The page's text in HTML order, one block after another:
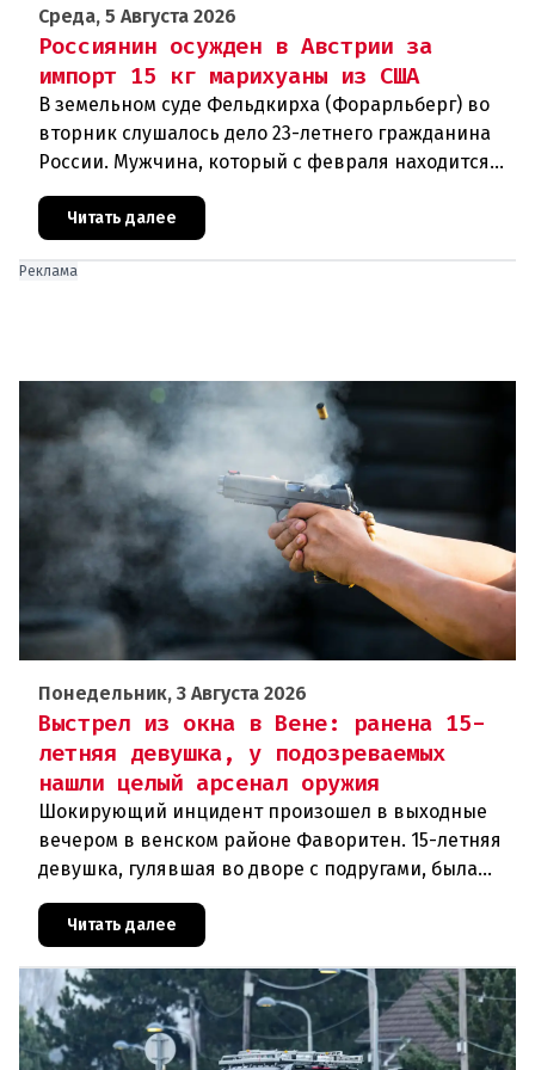
Среда, 5 Августа 2026
Россиянин осужден в Австрии за
импорт 15 кг марихуаны из США
В земельном суде Фельдкирха (Форарльберг) во
вторник слушалось дело 23-летнего гражданина
России. Мужчина, который с февраля находится
под стражей, обвинялся в том, что на протяжении
полугода организо
Читать далее
Реклама
Понедельник, 3 Августа 2026
Выстрел из окна в Вене: ранена 15-
летняя девушка, у подозреваемых
нашли целый арсенал оружия
Шокирующий инцидент произошел в выходные
вечером в венском районе Фаворитен. 15-летняя
девушка, гулявшая во дворе с подругами, была
ранена выстрелом из пневматического оружия.
Полиция задержала двух п
Читать далее